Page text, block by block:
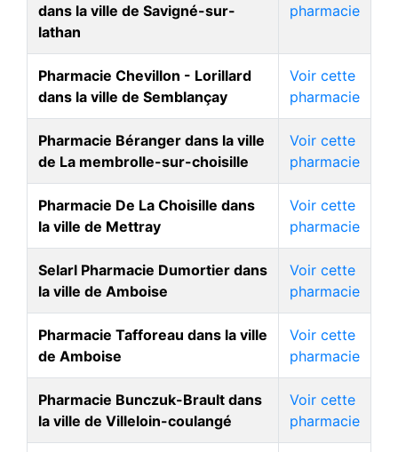
dans la ville de Savigné-sur-
lathan
pharmacie
Pharmacie Chevillon - Lorillard
dans la ville de Semblançay
Voir cette
pharmacie
Pharmacie Béranger dans la ville
de La membrolle-sur-choisille
Voir cette
pharmacie
Pharmacie De La Choisille dans
la ville de Mettray
Voir cette
pharmacie
Selarl Pharmacie Dumortier dans
la ville de Amboise
Voir cette
pharmacie
Pharmacie Tafforeau dans la ville
de Amboise
Voir cette
pharmacie
Pharmacie Bunczuk-Brault dans
la ville de Villeloin-coulangé
Voir cette
pharmacie